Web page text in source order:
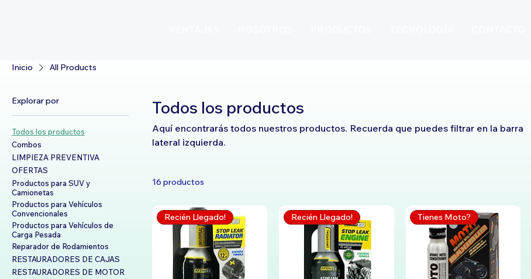
Inicio All Products
Explorar por
Todos los productos
Combos
LIMPIEZA PREVENTIVA
OFERTAS
Productos para SUV y
Camionetas
Productos para Vehículos
Convencionales
Productos para Vehículos de
Carga Pesada
Reparador de Rodamientos
RESTAURADORES DE CAJAS
RESTAURADORES DE MOTOR
Todos los productos
Aquí encontrarás todos nuestros productos. Recuerda que puedes filtrar en la barra
lateral izquierda.
16 productos
Recién Llegado! Recién Llegado! Tienes Moto?